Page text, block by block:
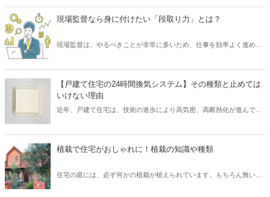
現場監督なら身に付けたい「段取り力」とは？
現場監督は、やるべきことが非常に多いため、仕事を効率よく進める
らゆるムダを省き、そしてコスト削減が可能となります。 また、工事
が順調に進められるため、協力会社や職人など多くの関係者とも円滑
なコミュニケーションを図れるでしょう。 そこで本記事では、現場監
督にとって重要なスキル「段取り力」とは何なのか、また身に付ける
【戸建て住宅の24時間換気システム】その種類と止めては
いけない理由
近年、戸建て住宅は、技術の進歩により高気密、高断熱化が進んでい
す。 そこで、導入されたのが「24時間換気システム」です。 現在、
「24時間換気システム」は、設置が義務付けられており、建物内の計
合、具体的にどのようなリスクが考えられるでしょうか？ そこで本記
植栽で住宅がおしゃれに！植栽の知識や種類
住宅の庭には、必ず何かの植栽が植えられています。もちろん無い家